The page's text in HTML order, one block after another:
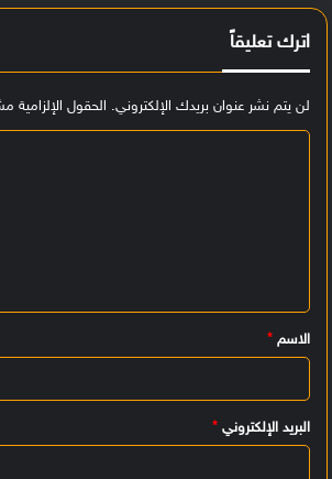
اترك تعليقاً
لن يتم نشر عنوان بريدك الإلكتروني. الحقول الإلزامية
ي
ق
الاسم *
البريد الإلكتروني *